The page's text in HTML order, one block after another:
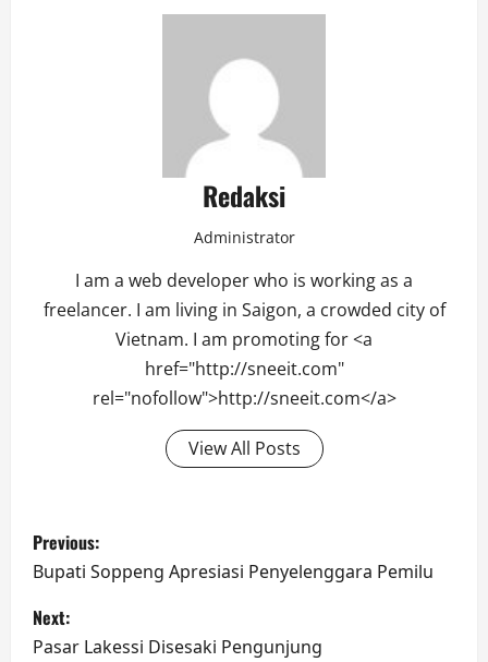
Redaksi
Administrator
I am a web developer who is working as a
freelancer. I am living in Saigon, a crowded city of
Vietnam. I am promoting for <a
href="http://sneeit.com"
rel="nofollow">http://sneeit.com</a>
View All Posts
Post
navigation
Previous:
Bupati Soppeng Apresiasi Penyelenggara Pemilu
Next:
Pasar Lakessi Disesaki Pengunjung